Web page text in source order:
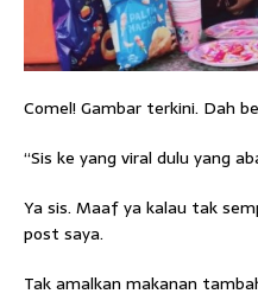
Comel! Gambar terkini. Dah
“Sis ke yang viral dulu yang
Ya sis. Maaf ya kalau tak
post saya.
Tak amalkan makanan